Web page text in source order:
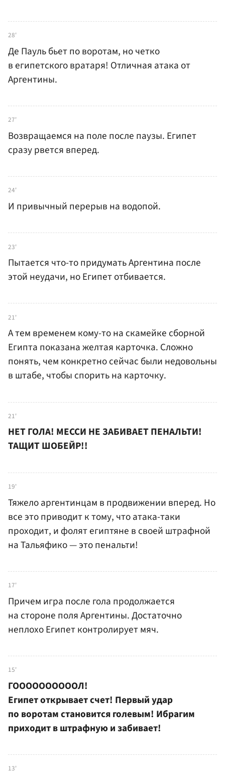
28'
Де Пауль бьет по воротам, но четко
в египетского вратаря! Отличная атака от
Аргентины.
27'
Возвращаемся на поле после паузы. Египет
сразу рвется вперед.
24'
И привычный перерыв на водопой.
23'
Пытается что-то придумать Аргентина после
этой неудачи, но Египет отбивается.
21'
А тем временем кому-то на скамейке сборной
Египта показана желтая карточка. Сложно
понять, чем конкретно сейчас были недовольны
в штабе, чтобы спорить на карточку.
21'
НЕТ ГОЛА! МЕССИ НЕ ЗАБИВАЕТ ПЕНАЛЬТИ!
ТАЩИТ ШОБЕЙР!!
19'
Тяжело аргентинцам в продвижении вперед. Но
все это приводит к тому, что атака-таки
проходит, и фолят египтяне в своей штрафной
на Тальяфико — это пенальти!
17'
Причем игра после гола продолжается
на стороне поля Аргентины. Достаточно
неплохо Египет контролирует мяч.
15'
ГООООООООООЛ!
Египет открывает счет! Первый удар
по воротам становится голевым! Ибрагим
приходит в штрафную и забивает!
13'